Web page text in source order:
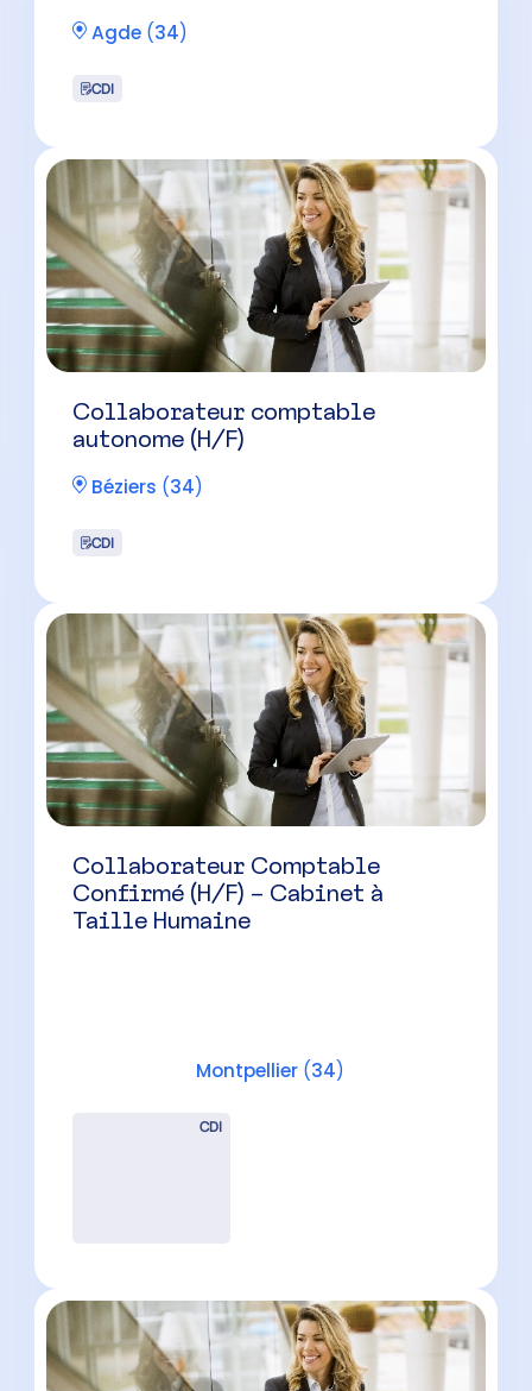
Agde (34)
CDI
Collaborateur comptable
autonome (H/F)
Béziers (34)
CDI
Collaborateur Comptable
Confirmé (H/F) – Cabinet à
Taille Humaine
Collaborateur Comptable (H/F) –
Cabinet à taille humaine